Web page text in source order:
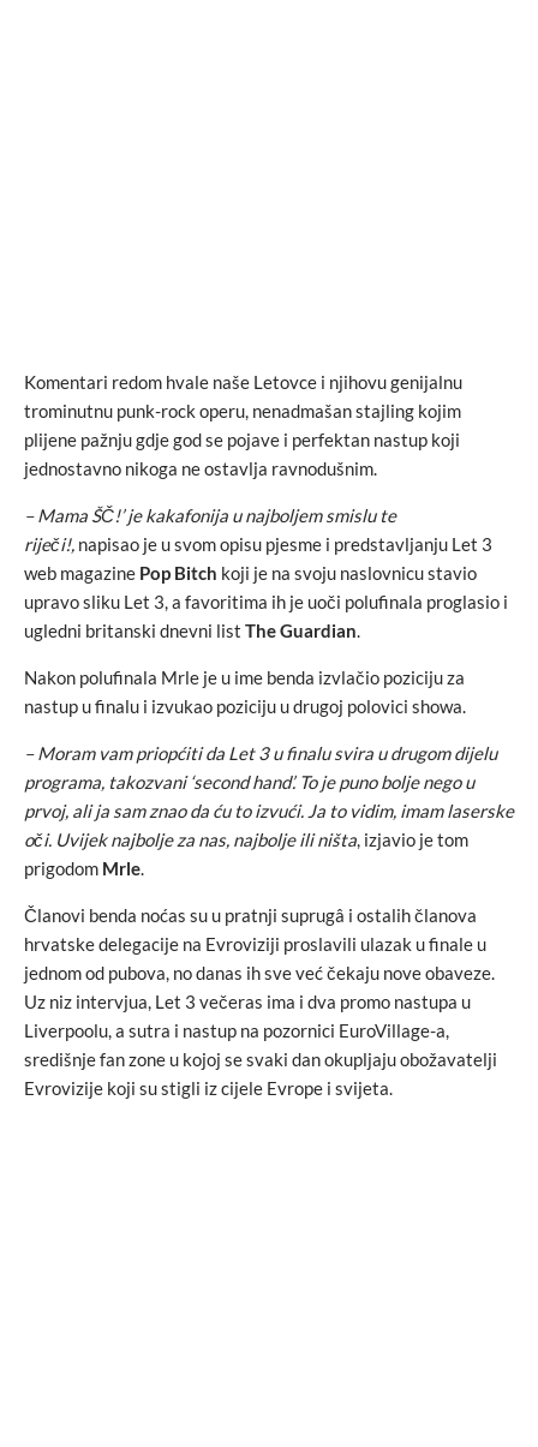
Komentari redom hvale naše Letovce i njihovu genijalnu
trominutnu punk-rock operu, nenadmašan stajling kojim
plijene pažnju gdje god se pojave i perfektan nastup koji
jednostavno nikoga ne ostavlja ravnodušnim.
– Mama ŠČ!’ je kakafonija u najboljem smislu te
riječi!, napisao je u svom opisu pjesme i predstavljanju Let 3
web magazine Pop Bitch koji je na svoju naslovnicu stavio
upravo sliku Let 3, a favoritima ih je uoči polufinala proglasio i
ugledni britanski dnevni list The Guardian.
Nakon polufinala Mrle je u ime benda izvlačio poziciju za
nastup u finalu i izvukao poziciju u drugoj polovici showa.
– Moram vam priopćiti da Let 3 u finalu svira u drugom dijelu
programa, takozvani ‘second hand’. To je puno bolje nego u
prvoj, ali ja sam znao da ću to izvući. Ja to vidim, imam laserske
oči. Uvijek najbolje za nas, najbolje ili ništa, izjavio je tom
prigodom Mrle.
Članovi benda noćas su u pratnji suprugâ i ostalih članova
hrvatske delegacije na Evroviziji proslavili ulazak u finale u
jednom od pubova, no danas ih sve već čekaju nove obaveze.
Uz niz intervjua, Let 3 večeras ima i dva promo nastupa u
Liverpoolu, a sutra i nastup na pozornici EuroVillage-a,
središnje fan zone u kojoj se svaki dan okupljaju obožavatelji
Evrovizije koji su stigli iz cijele Evrope i svijeta.